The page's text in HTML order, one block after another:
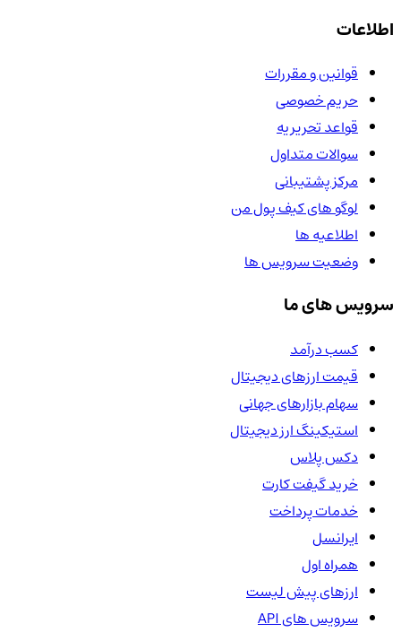
اطلاعات
قوانین و مقررات
حریم خصوصی
قواعد تحریریه
سوالات متداول
مرکز پشتیبانی
لوگو های کیف پول من
اطلاعیه ها
وضعیت سرویس ها
سرویس های ما
کسب درآمد
قیمت ارزهای دیجیتال
سهام بازارهای جهانی
استیکینگ ارز دیجیتال
دکس پلاس
خرید گیفت کارت
خدمات پرداخت
ایرانسل
همراه اول
ارزهای پیش لیست
سرویس های API